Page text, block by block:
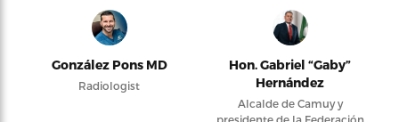
González Pons MD
Radiologist
Hon. Gabriel “Gaby”
Hernández
Alcalde de Camuy y
presidente de la Federación